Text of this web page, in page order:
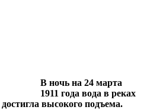
В ночь на 24 марта
1911 года вода в реках
высокого подъема.